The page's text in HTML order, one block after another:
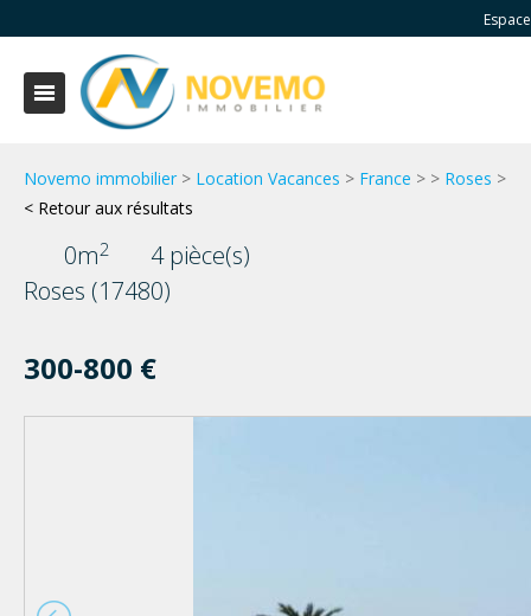
Novemo immobilier > Location Vacances > France > > Roses >
< Retour aux résultats
0m2
4 pièce(s)
Roses (17480)
300-800 €